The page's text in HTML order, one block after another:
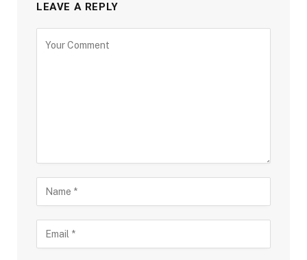
LEAVE A REPLY